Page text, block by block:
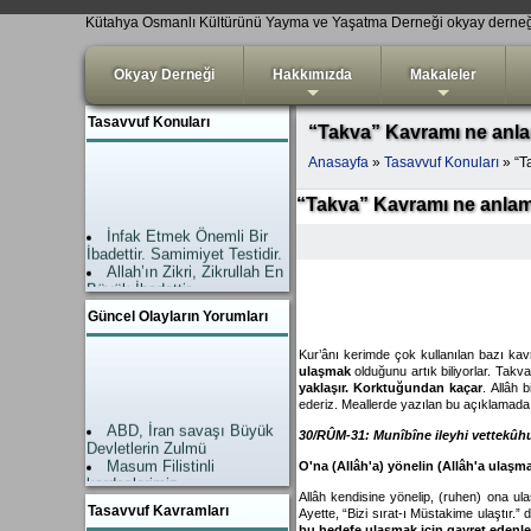
Kütahya Osmanlı Kültürünü Yayma ve Yaşatma Derneği okyay
Okyay Derneği
+
Hakkımızda
+
Makaleler
“Takva” Kavramı ne
Anasayfa » Tasavvuf Konuları »
“Takva” Kavramı ne
Kur’ânı kerimde çok kullanılan bazı
ulaşmak olduğunu artık biliyorlar.
yaklaşır. Korktuğundan kaçar. Allâh
ederiz. Meallerde yazılan bu
30/RÛM-31: Munîbîne ileyhi
O'na (Allâh'a) yönelin (Allâh'a
Allâh kendisine yönelip, (ruhen) ona
Ayette, “Bizi sırat-ı Müstakime
Tasavvuf Konuları
İnfak Etmek Önemli Bir
İbadettir. Samimiyet Testidir.
Allah’ın Zikri, Zikrullah En
Büyük İbadettir.
İslam’da Şefaat Ahirette
değil, Dünyadadır.
Amel-i Salih (Nefis
Hayat devam ediyor.
Allahsız Mutluluk
Mümkün Değildir
ZİKİR EN BÜYÜK
İBADETTTİR
“Takva” Kavramı ne
Güncel Olayların Yorumları
ABD, İran savaşı Büyük
Devletlerin Zulmü
Masum Filistinli
kardeşlerimiz
Allah Yardımı geldi.
Zalimler neye uğradıkları
Tasavvuf Kavramları